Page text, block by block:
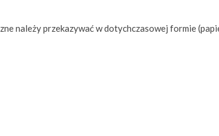
należy przekazywać w dotychczasowej formie